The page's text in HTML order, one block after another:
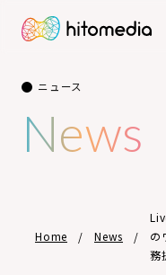
ニュース
News
Home News
の
務